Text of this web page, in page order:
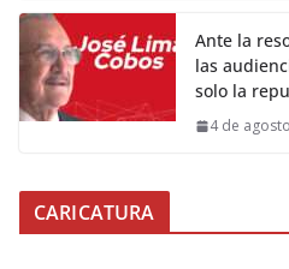
Ante la
las
solo la
4 de
CARICATURA